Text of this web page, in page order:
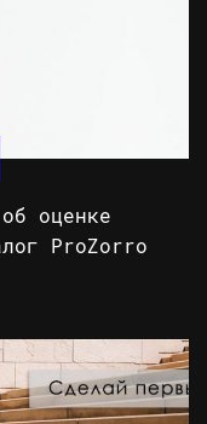
оценке
ProZorro